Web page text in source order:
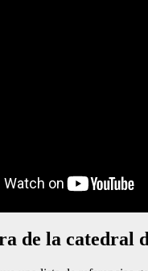
de la catedral